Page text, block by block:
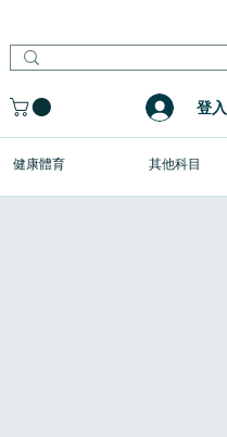
登入
健康體育 其他科目